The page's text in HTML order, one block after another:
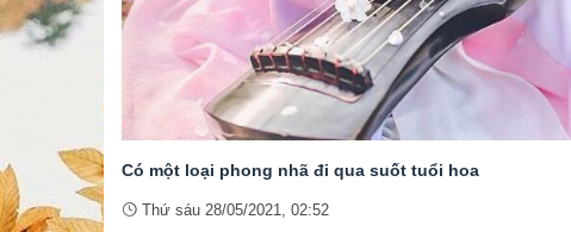
Có một loại phong nhã đi qua suốt tuổi hoa
Thứ sáu 28/05/2021, 02:52